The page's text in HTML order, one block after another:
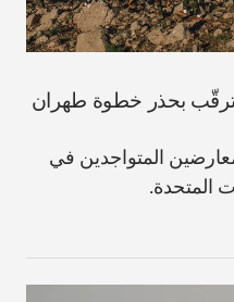
تترقّب بحذر خطوة طهران
المتواجدين في
المتحدة.